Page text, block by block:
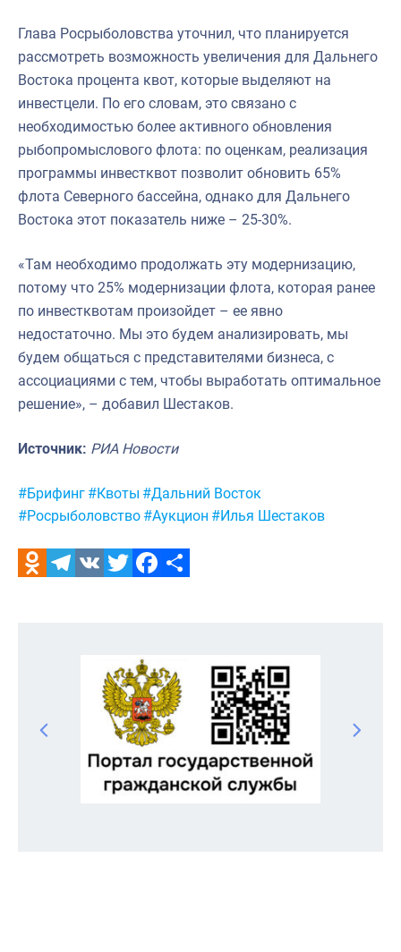
Глава Росрыболовства уточнил, что планируется
рассмотреть возможность увеличения для Дальнего
Востока процента квот, которые выделяют на
инвестцели. По его словам, это связано с
необходимостью более активного обновления
рыбопромыслового флота: по оценкам, реализация
программы инвестквот позволит обновить 65%
флота Северного бассейна, однако для Дальнего
Востока этот показатель ниже – 25-30%.
«Там необходимо продолжать эту модернизацию,
потому что 25% модернизации флота, которая ранее
по инвестквотам произойдет – ее явно
недостаточно. Мы это будем анализировать, мы
будем общаться с представителями бизнеса, с
ассоциациями с тем, чтобы выработать оптимальное
решение», – добавил Шестаков.
Источник: РИА Новости
Метки:
#Брифинг #Квоты #Дальний Восток
#Росрыболовство #Аукцион #Илья Шестаков